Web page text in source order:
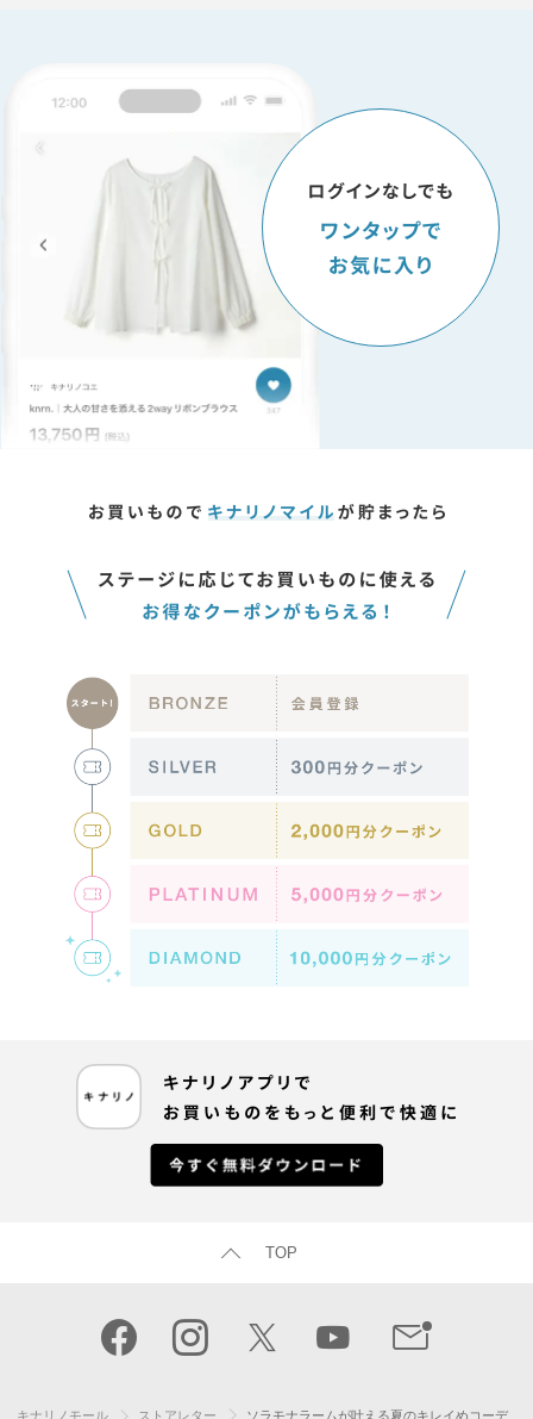
TOP
キナリノモール ストアレター ソラモナラームが叶える夏のキレイめコーデ